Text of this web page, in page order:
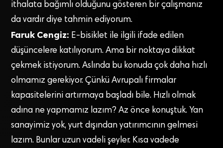
ithalata bağımlı olduğunu gösteren bir çalışmanız
da vardır diye tahmin ediyorum.
Faruk Cengiz: E-bisiklet ile ilgili ifade edilen
düşüncelere katılıyorum. Ama bir noktaya dikkat
çekmek istiyorum. Aslında bu konuda çok daha hızlı
olmamız gerekiyor. Çünkü Avrupalı firmalar
kapasitelerini artırmaya başladı bile. Hızlı olmak
adına ne yapmamız lazım? Az önce konuştuk. Yan
sanayimiz yok, yurt dışından yatırımcının gelmesi
lazım. Bunlar uzun vadeli şeyler. Kısa vadede